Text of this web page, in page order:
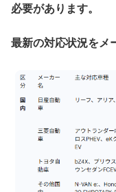
必要があります。
最新の対応状況をメ